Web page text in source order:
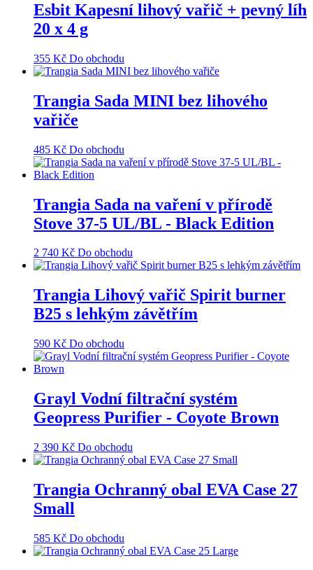
Esbit Kapesní lihový vařič + pevný líh
20 x 4 g
355 Kč Do obchodu
Trangia Sada MINI bez lihového
vařiče
485 Kč Do obchodu
Trangia Sada na vaření v přírodě
Stove 37-5 UL/BL - Black Edition
2 740 Kč Do obchodu
Trangia Lihový vařič Spirit burner
B25 s lehkým závětřím
590 Kč Do obchodu
Grayl Vodní filtrační systém
Geopress Purifier - Coyote Brown
2 390 Kč Do obchodu
Trangia Ochranný obal EVA Case 27
Small
585 Kč Do obchodu